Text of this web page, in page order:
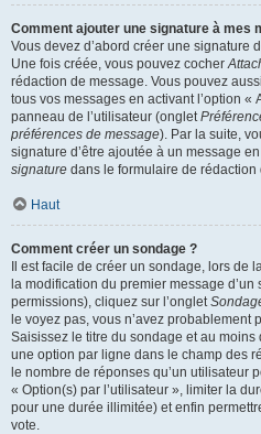
Comment ajouter une signature à mes
Vous devez d’abord créer une signature
Une fois créée, vous pouvez cocher
rédaction de message. Vous pouvez
tous vos messages en activant l’option «
panneau de l’utilisateur (onglet
préférences de message). Par la suite,
signature d’être ajoutée à un message
signature dans le formulaire de rédaction
Haut
Comment créer un sondage ?
Il est facile de créer un sondage, lors de
la modification du premier message d’un
permissions), cliquez sur l’onglet
le voyez pas, vous n’avez probablement
Saisissez le titre du sondage et au
une option par ligne dans le champ des
le nombre de réponses qu’un utilisateur
« Option(s) par l’utilisateur », limiter la
pour une durée illimitée) et enfin
vote.